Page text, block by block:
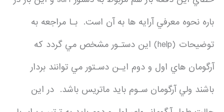
باره نحوه معرفي آرايه ها به آن است. بـا مراجعه به
توضيحات (help) اين دستـور مشخص مي گردد كه
آرگومان هاي اول و دوم ايـن دسـتور مي توانند بردار
باشند ولي آرگومان سـوم بايد ماتريس باشد. در اين